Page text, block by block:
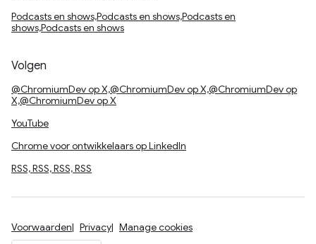
Podcasts en shows,Podcasts en shows,Podcasts en
shows,Podcasts en shows
Volgen
@ChromiumDev op X,@ChromiumDev op X,@ChromiumDev op
X,@ChromiumDev op X
YouTube
Chrome voor ontwikkelaars op LinkedIn
RSS, RSS, RSS, RSS
Voorwaarden Privacy Manage cookies